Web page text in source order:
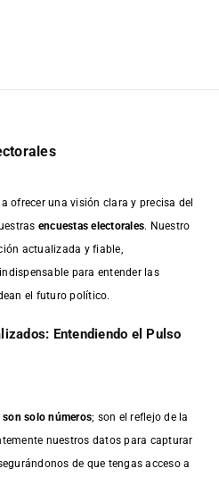
ofrecer una visión clara y precisa del
encuestas electorales. Nuestro
actualizada y fiable,
para entender las
el futuro político.
Entendiendo el Pulso
son solo números; son el reflejo de la
nuestros datos para capturar
de que tengas acceso a